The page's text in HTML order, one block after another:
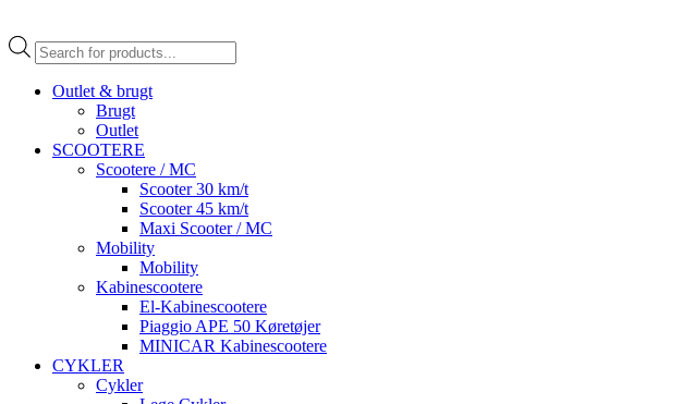
Products
search
Outlet & brugt
Brugt
Outlet
SCOOTERE
Scootere / MC
Scooter 30 km/t
Scooter 45 km/t
Maxi Scooter / MC
Mobility
Mobility
Kabinescootere
El-Kabinescootere
Piaggio APE 50 Køretøjer
MINICAR Kabinescootere
CYKLER
Cykler